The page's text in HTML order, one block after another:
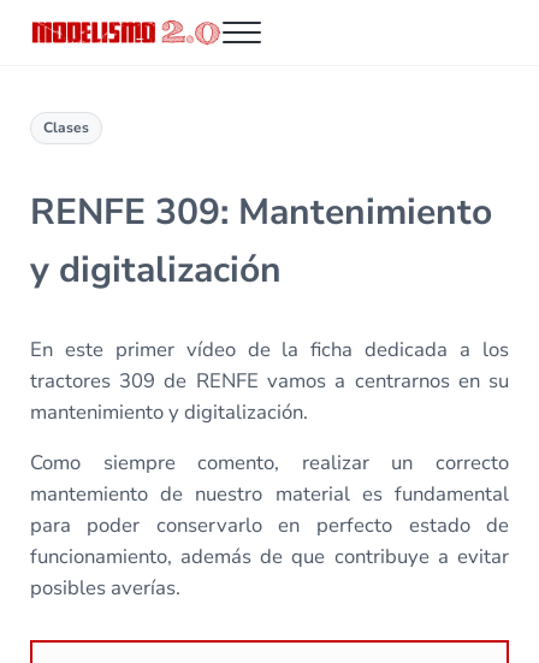
Menu
Clases
RENFE 309: Mantenimiento
y digitalización
En este primer vídeo de la ficha dedicada a los
tractores 309 de RENFE vamos a centrarnos en su
mantenimiento y digitalización.
Como siempre comento, realizar un correcto
mantemiento de nuestro material es fundamental
para poder conservarlo en perfecto estado de
funcionamiento, además de que contribuye a evitar
posibles averías.